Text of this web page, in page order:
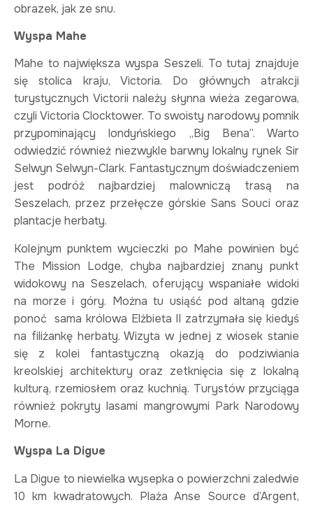
obrazek, jak ze snu.
Wyspa Mahe
Mahe to największa wyspa Seszeli. To tutaj znajduje
się stolica kraju, Victoria. Do głównych atrakcji
turystycznych Victorii należy słynna wieża zegarowa,
czyli Victoria Clocktower. To swoisty narodowy pomnik
przypominający londyńskiego „Big Bena”. Warto
odwiedzić również niezwykle barwny lokalny rynek Sir
Selwyn Selwyn-Clark. Fantastycznym doświadczeniem
jest podróż najbardziej malowniczą trasą na
Seszelach, przez przełęcze górskie Sans Souci oraz
plantacje herbaty.
Kolejnym punktem wycieczki po Mahe powinien być
The Mission Lodge, chyba najbardziej znany punkt
widokowy na Seszelach, oferujący wspaniałe widoki
na morze i góry. Można tu usiąść pod altaną gdzie
ponoć sama królowa Elżbieta II zatrzymała się kiedyś
na filiżankę herbaty. Wizyta w jednej z wiosek stanie
się z kolei fantastyczną okazją do podziwiania
kreolskiej architektury oraz zetknięcia się z lokalną
kulturą, rzemiosłem oraz kuchnią. Turystów przyciąga
również pokryty lasami mangrowymi Park Narodowy
Morne.
Wyspa La Digue
La Digue to niewielka wysepka o powierzchni zaledwie
10 km kwadratowych. Plaża Anse Source d’Argent,